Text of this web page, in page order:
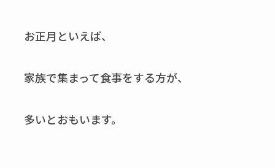
お正月といえば、
家族で集まって食事をする方が、
多いとおもいます。